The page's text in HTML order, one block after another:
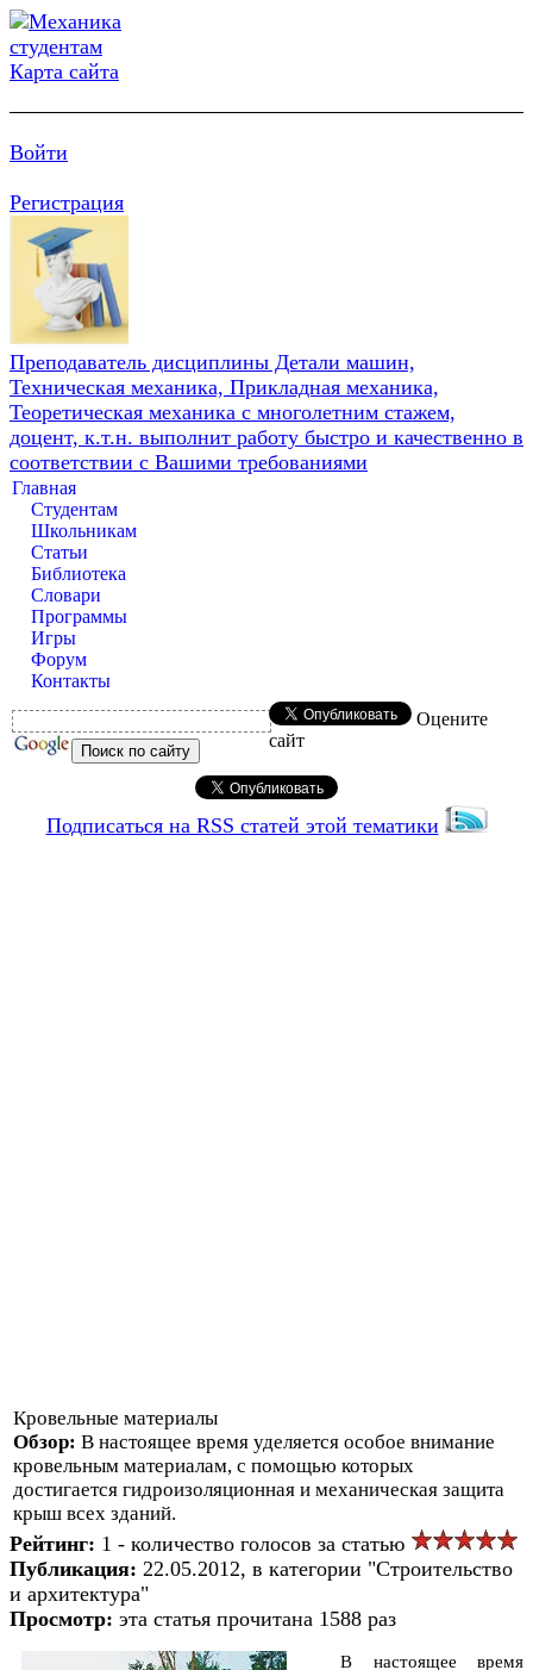
Карта сайта
Войти
Регистрация
Преподаватель дисциплины Детали машин,
Техническая механика, Прикладная механика,
Теоретическая механика с многолетним стажем,
доцент, к.т.н. выполнит работу быстро и качественно в
соответствии с Вашими требованиями
Главная
Студентам
Школьникам
Статьи
Библиотека
Словари
Программы
Игры
Форум
Контакты
Оцените
сайт
Подписаться на RSS статей этой тематики
Кровельные материалы
Обзор: В настоящее время уделяется особое внимание
кровельным материалам, с помощью которых
достигается гидроизоляционная и механическая защита
крыш всех зданий.
Рейтинг: 1 - количество голосов за статью
Публикация: 22.05.2012, в категории "Строительство
и архитектура"
Просмотр: эта статья прочитана 1588 раз
В настоящее время